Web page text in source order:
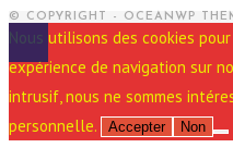
© COPYRIGHT - OCEANWP
Nous utilisons des cookies
expérience de navigation sur
intrusif, nous ne sommes
personnelle.
Accepter Non